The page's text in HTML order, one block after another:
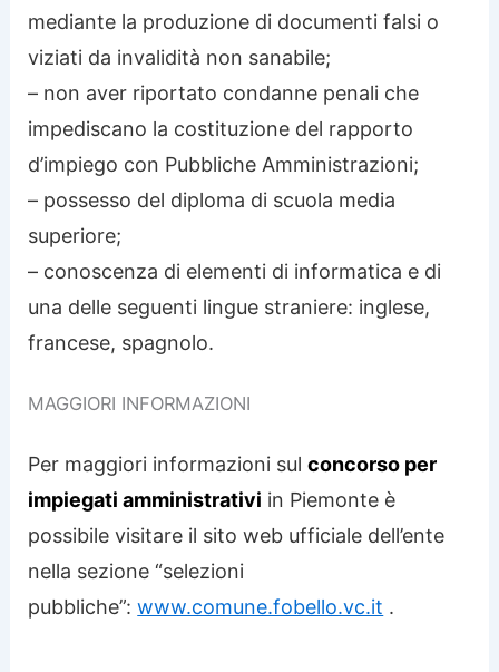
mediante la produzione di documenti falsi o
viziati da invalidità non sanabile;
– non aver riportato condanne penali che
impediscano la costituzione del rapporto
d’impiego con Pubbliche Amministrazioni;
– possesso del diploma di scuola media
superiore;
– conoscenza di elementi di informatica e di
una delle seguenti lingue straniere: inglese,
francese, spagnolo.
MAGGIORI INFORMAZIONI
Per maggiori informazioni sulconcorso per
impiegati amministrativi in Piemonte è
possibile visitare il sito web ufficiale dell’ente
nella sezione “selezioni
pubbliche”:www.comune.fobello.vc.it .